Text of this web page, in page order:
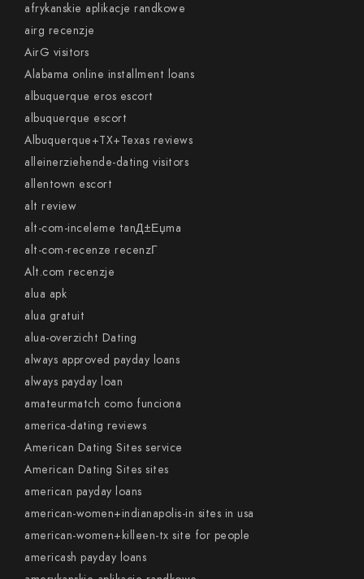
afrykanskie aplikacje randkowe
airg recenzje
AirG visitors
Alabama online installment loans
albuquerque eros escort
albuquerque escort
Albuquerque+TX+Texas reviews
alleinerziehende-dating visitors
allentown escort
alt review
alt-com-inceleme tanД±Еџma
alt-com-recenze recenzГ­
Alt.com recenzje
alua apk
alua gratuit
alua-overzicht Dating
always approved payday loans
always payday loan
amateurmatch como funciona
america-dating reviews
American Dating Sites service
American Dating Sites sites
american payday loans
american-women+indianapolis-in sites in usa
american-women+killeen-tx site for people
americash payday loans